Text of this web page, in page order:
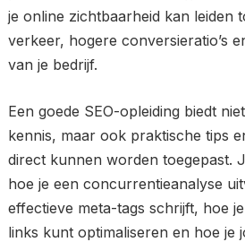
je online zichtbaarheid kan leiden
verkeer, hogere conversieratio’s
van je bedrijf.
Een goede SEO-opleiding biedt
kennis, maar ook praktische tips
direct kunnen worden toegepast.
hoe je een concurrentieanalyse
effectieve meta-tags schrijft, hoe
links kunt optimaliseren en hoe je